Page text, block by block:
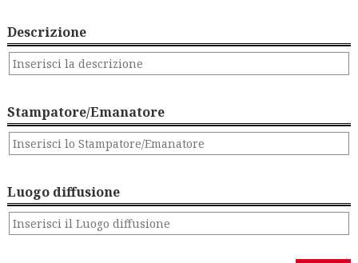
Descrizione
Stampatore/Emanatore
Luogo diffusione